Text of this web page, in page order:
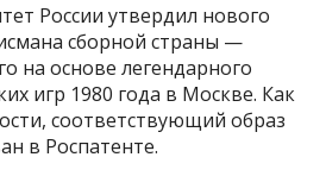
России утвердил нового
сборной страны —
на основе легендарного
игр 1980 года в Москве. Как
соответствующий образ
в Роспатенте.